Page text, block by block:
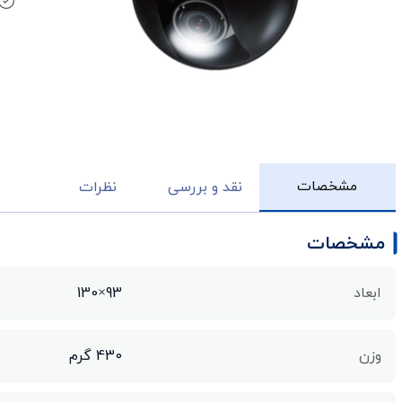
مشخصات نقد و بررسی نظرات
مشخصات
ابعاد 93×130
وزن 430 گرم